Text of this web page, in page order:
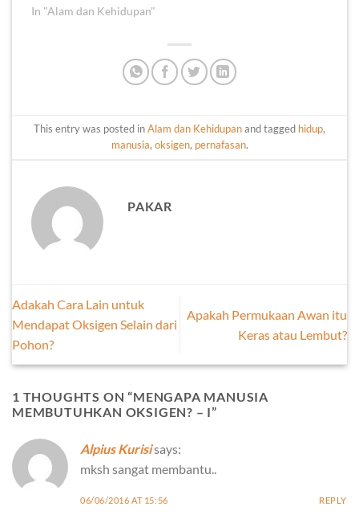
In "Alam dan Kehidupan"
This entry was posted inAlam dan Kehidupanand tagged hidup,
manusia, oksigen, pernafasan.
PAKAR
Adakah Cara Lain untuk
Mendapat Oksigen Selain dari
Pohon?
Apakah Permukaan Awan itu
Keras atau Lembut?
1 THOUGHTS ON “MENGAPA MANUSIA
MEMBUTUHKAN OKSIGEN? – I”
Alpius Kurisisays:
mksh sangat membantu..
06/06/2016 AT 15:56 REPLY